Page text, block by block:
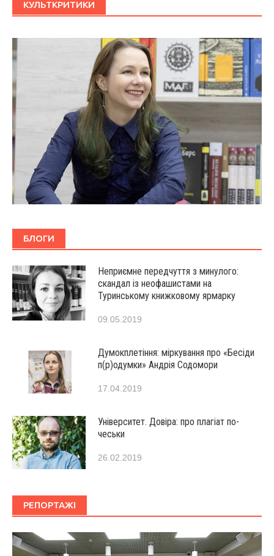
КУЛЬТКРИТИКИ
БЛОГИ
Неприємне передчуття з минулого:
скандал із неофашистами на
Туринському книжковому ярмарку
09.05.2019
Думокплетіння: міркування про «Бесіди
п(р)одумки» Андрія Содомори
17.04.2019
Університет. Довіра: про плагіат по-
чеськи
26.02.2019
РЕПОРТАЖІ